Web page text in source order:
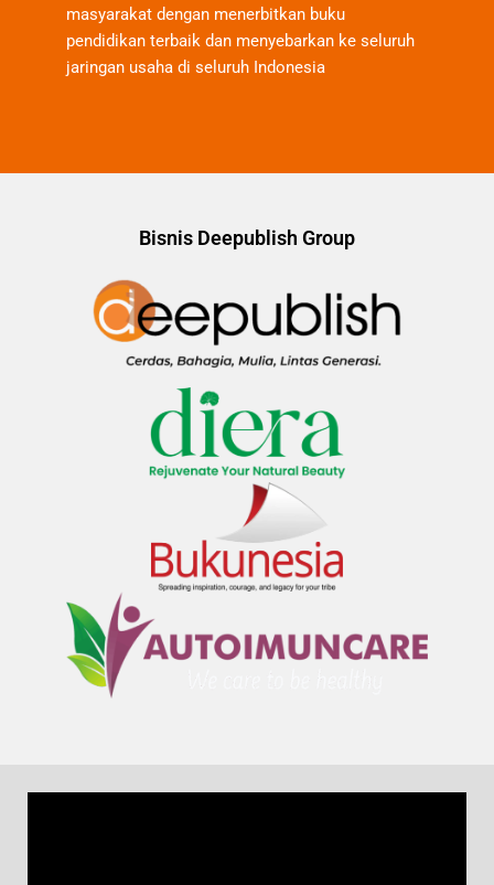
masyarakat dengan menerbitkan buku
pendidikan terbaik dan menyebarkan ke seluruh
jaringan usaha di seluruh Indonesia
Bisnis Deepublish Group